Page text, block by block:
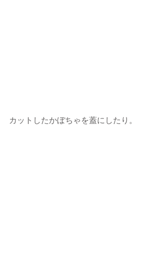
カットしたかぼちゃを蓋にしたり。